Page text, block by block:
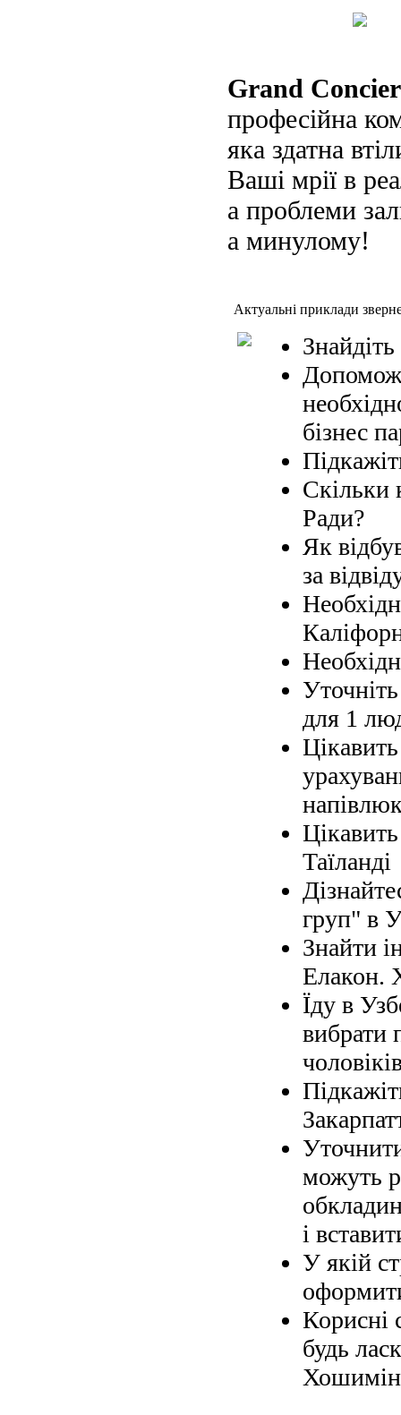
Grand
професійна
яка здатна
Ваші мрії в
а проблеми
а минулому!
Актуальні приклади
бізнес
Скільки
Ради?
Як
за
для 1
Таїланді
груп" в
Знайти
Елакон.
Їду в
вибрати
можуть
і
У якій
Корисні
будь